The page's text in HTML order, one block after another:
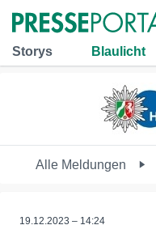
Storys Blaulicht
Alle Meldungen
19.12.2023 – 14:24